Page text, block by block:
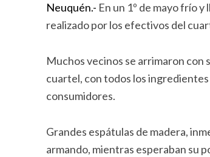
Neuquén.- En un 1º de mayo frío
realizado por los efectivos del
Muchos vecinos se arrimaron con
cuartel, con todos los
consumidores.
Grandes espátulas de madera,
armando, mientras esperaban su